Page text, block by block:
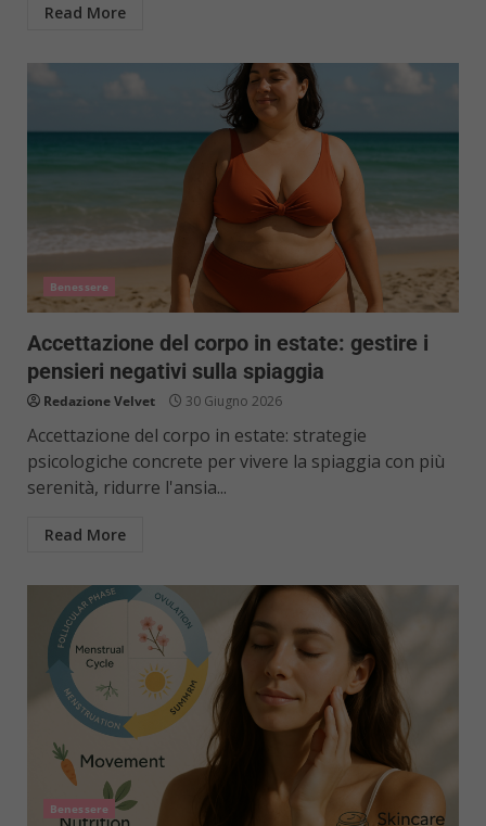
Read More
Benessere
Accettazione del corpo in estate: gestire i
pensieri negativi sulla spiaggia
Redazione Velvet 30 Giugno 2026
Accettazione del corpo in estate: strategie
psicologiche concrete per vivere la spiaggia con più
serenità, ridurre l'ansia...
Read More
Benessere